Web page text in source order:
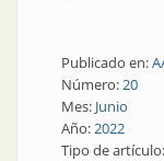
Publicado en:
Número:20
Mes: Junio
Año:2022
Tipo de artículo: